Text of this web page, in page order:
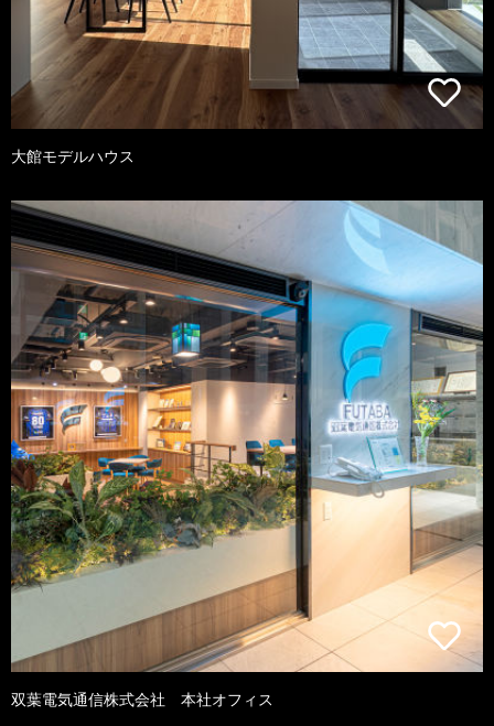
大館モデルハウス
双葉電気通信株式会社 本社オフィス